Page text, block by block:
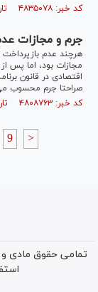
کد خبر: ۴۸۳۵۰۷۸ تاریخ انتشار : ۱۴۰۴/۰۲/۲۰
جرم و مجازات
هرچند عدم بازپرداخت
مجازات بود، اما پس
اقتصادی در قانون
صراحتا جرم محسوب
کد خبر: ۴۸۰۸۷۶۳ تاریخ انتشار : ۱۴۰۳/۰۹/۲۰
9 >
تمامی حقوق مادی و